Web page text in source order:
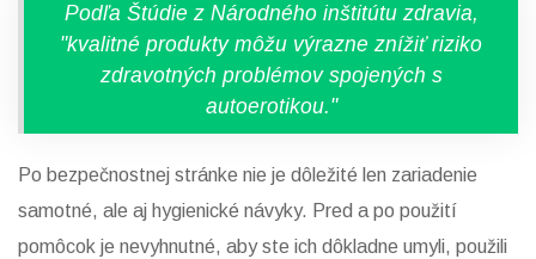
Podľa Štúdie z Národného inštitútu zdravia,
"kvalitné produkty môžu výrazne znížiť riziko
zdravotných problémov spojených s
autoerotikou."
Po bezpečnostnej stránke nie je dôležité len zariadenie
samotné, ale aj hygienické návyky. Pred a po použití
pomôcok je nevyhnutné, aby ste ich dôkladne umyli, použili